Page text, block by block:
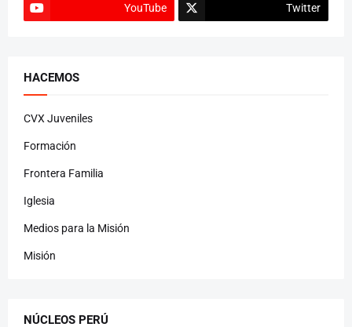
YouTube Twitter
HACEMOS
CVX Juveniles
Formación
Frontera Familia
Iglesia
Medios para la Misión
Misión
NÚCLEOS PERÚ